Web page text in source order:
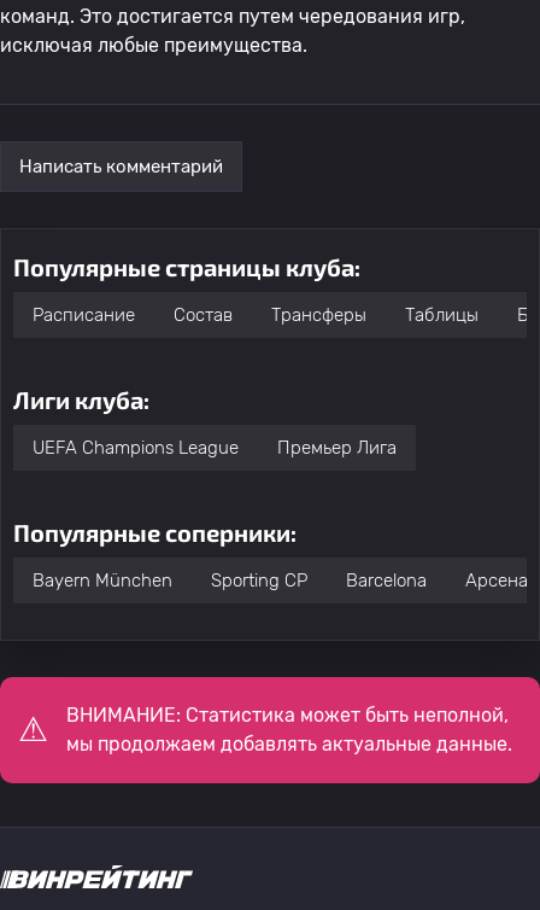
команд. Это достигается путем чередования игр,
исключая любые преимущества.
Написать комментарий
Популярные страницы клуба:
Расписание Состав Трансферы Таблицы
Лиги клуба:
UEFA Champions League Премьер Лига
Популярные соперники:
Bayern München Sporting CP Barcelona Арсенал
ВНИМАНИЕ: Статистика может быть неполной,
мы продолжаем добавлять актуальные данные.